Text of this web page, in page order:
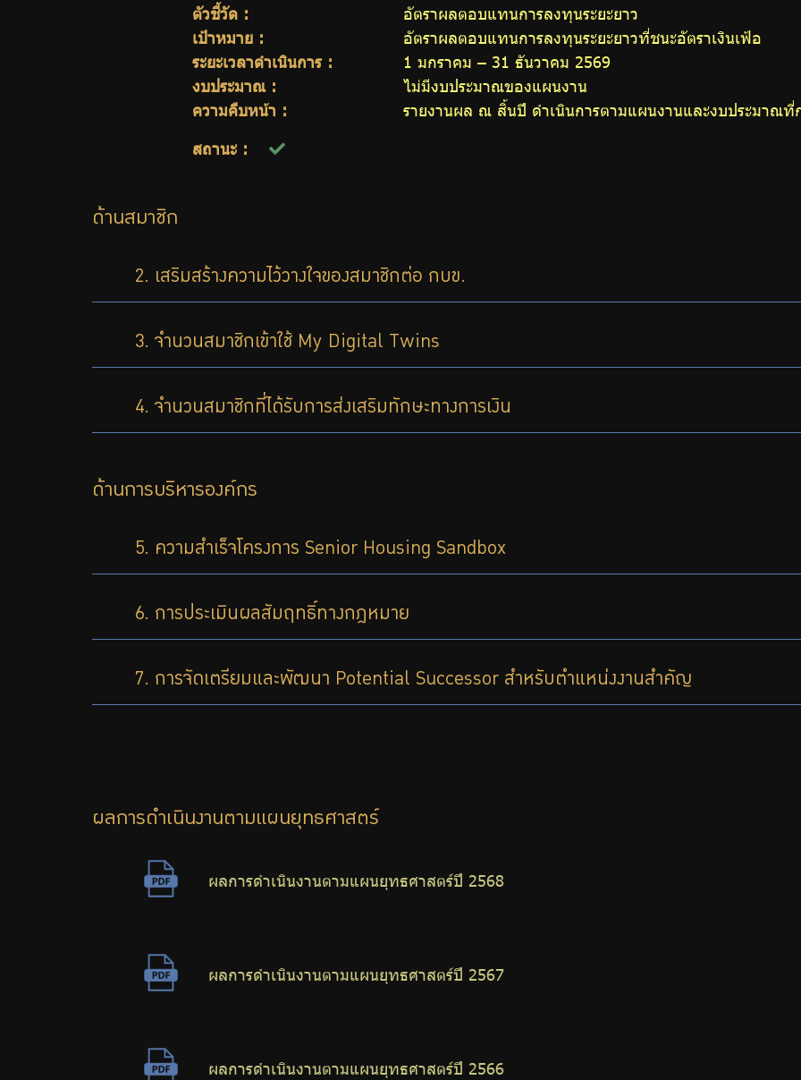
ตัวชี้วัด :
อัตราผลตอบแทนการลงทุนระยะยาว
เป้าหมาย :
อัตราผลตอบแทนการลงทุนระยะยาวที่ชนะอัตราเงินเฟ้อ
ระยะเวลาดำเนินการ :
1 มกราคม – 31 ธันวาคม 2569
งบประมาณ :
ไม่มีงบประมาณของแผนงาน
ความคืบหน้า :
รายงานผล ณ สิ้นปี ดำเนินการตามแผนงานและงบประมาณที่
สถานะ :
ด้านสมาชิก
2. เสริมสร้างความไว้วางใจของสมาชิกต่อ กบข.
3. จำนวนสมาชิกเข้าใช้ My Digital Twins
4. จำนวนสมาชิกที่ได้รับการส่งเสริมทักษะทางการเงิน
ด้านการบริหารองค์กร
5. ความสำเร็จโครงการ Senior Housing Sandbox
6. การประเมินผลสัมฤทธิ์ทางกฎหมาย
7. การจัดเตรียมและพัฒนา Potential Successor สำหรับตำแหน่งงานสำคัญ
ผลการดำเนินงานตามแผนยุทธศาสตร์
ผลการดำเนินงานตามแผนยุทธศาสตร์ปี 2568
ผลการดำเนินงานตามแผนยุทธศาสตร์ปี 2567
ผลการดำเนินงานตามแผนยุทธศาสตร์ปี 2566